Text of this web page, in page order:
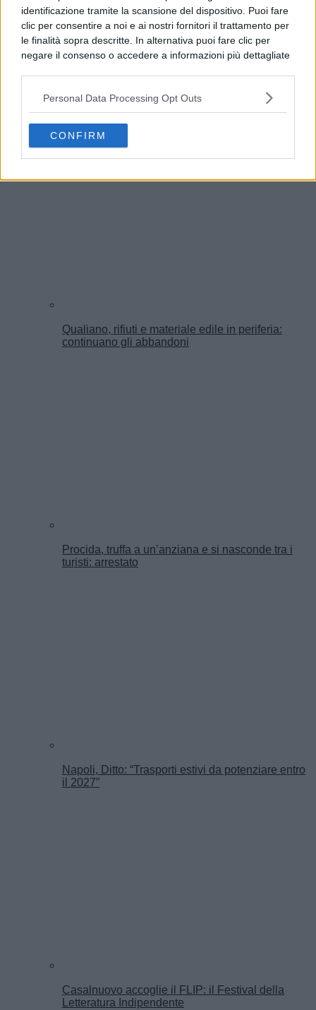
identificazione tramite la scansione del dispositivo. Puoi fare
clic per consentire a noi e ai nostri fornitori il trattamento per
le finalità sopra descritte. In alternativa puoi fare clic per
negare il consenso o accedere a informazioni più dettagliate
possono non richiedere il tuo consenso, ma hai il diritto di
opporti a tale trattamento. Le tue preferenze si
preferenze in qualsiasi momento ritornando su questo sito o
consultando la nostrainformativa sulla riservatezza.
Personal Data Processing Opt Outs
CONFIRM
Addio a Francesco Guccini, il poeta della musica
italiana si è spento
Qualiano, rifiuti e materiale edile in periferia:
continuano gli abbandoni
Procida, truffa a un’anziana e si nasconde tra i
turisti: arrestato
Napoli, Ditto: “Trasporti estivi da potenziare entro
il 2027”
Casalnuovo accoglie il FLIP: il Festival della
Letteratura Indipendente